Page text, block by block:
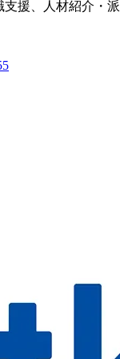
援、人材紹介・派